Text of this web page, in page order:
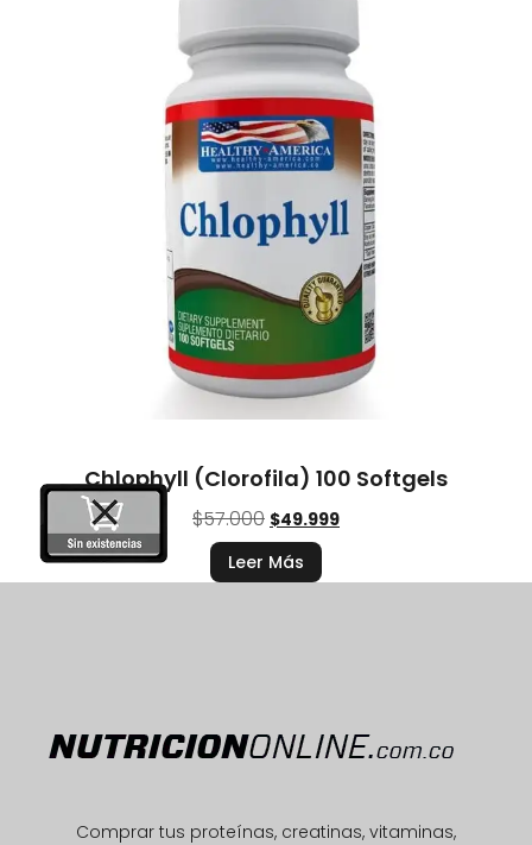
Chlophyll (Clorofila) 100 Softgels
$57.000 $49.999
Leer Más
Comprar tus proteínas, creatinas, vitaminas,